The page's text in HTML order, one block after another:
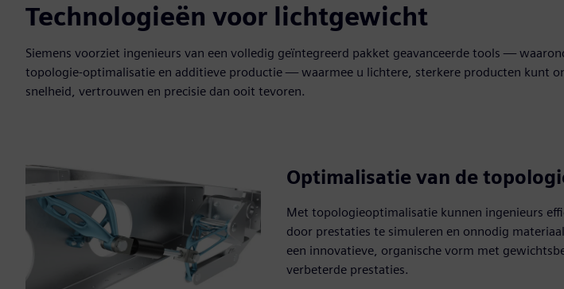
Technologieën voor lichtgewicht
Siemens voorziet ingenieurs van een volledig geïntegreerd pakket geavanceerde tools —
topologie-optimalisatie en additieve productie — waarmee u lichtere, sterkere producten kunt
snelheid, vertrouwen en precisie dan ooit tevoren.
Optimalisatie van de
Met topologieoptimalisatie kunnen ingenieurs
door prestaties te simuleren en onnodig
een innovatieve, organische vorm met
verbeterde prestaties.